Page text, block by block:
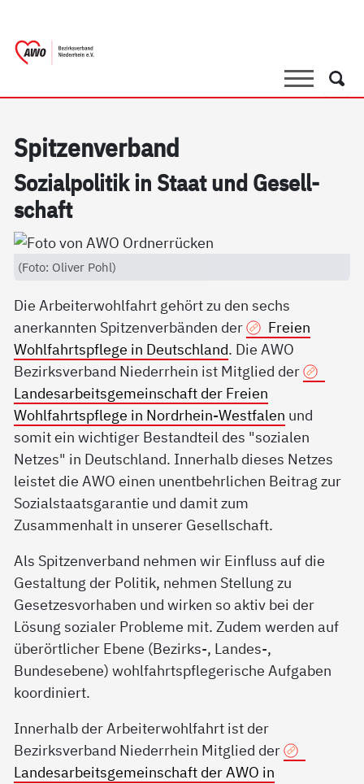
SucheSuche
Spit­zen­ver­band
So­zial­po­li­tik in Staat und Ge­sell­
schaft
(Foto: Oliver Pohl)
Die Arbeiterwohlfahrt gehört zu den sechs
anerkannten Spitzenverbänden der
Freien
Wohlfahrtspflege in Deutschland. Die AWO
Bezirksverband Niederrhein ist Mitglied der
Landesarbeitsgemeinschaft der Freien
Wohlfahrtspflege in Nordrhein-Westfalen und
somit ein wichtiger Bestandteil des "sozialen
Netzes" in Deutschland. Innerhalb dieses Netzes
leistet die AWO einen unentbehrlichen Beitrag zur
Sozialstaatsgarantie und damit zum
Zusammenhalt in unserer Gesellschaft.
Als Spitzenverband nehmen wir Einfluss auf die
Gestaltung der Politik, nehmen Stellung zu
Gesetzesvorhaben und wirken so aktiv bei der
Lösung sozialer Probleme mit. Zudem werden auf
überörtlicher Ebene (Bezirks-, Landes-,
Bundesebene) wohlfahrtspflegerische Aufgaben
koordiniert.
Innerhalb der Arbeiterwohlfahrt ist der
Bezirksverband Niederrhein Mitglied der
Landesarbeitsgemeinschaft der AWO in